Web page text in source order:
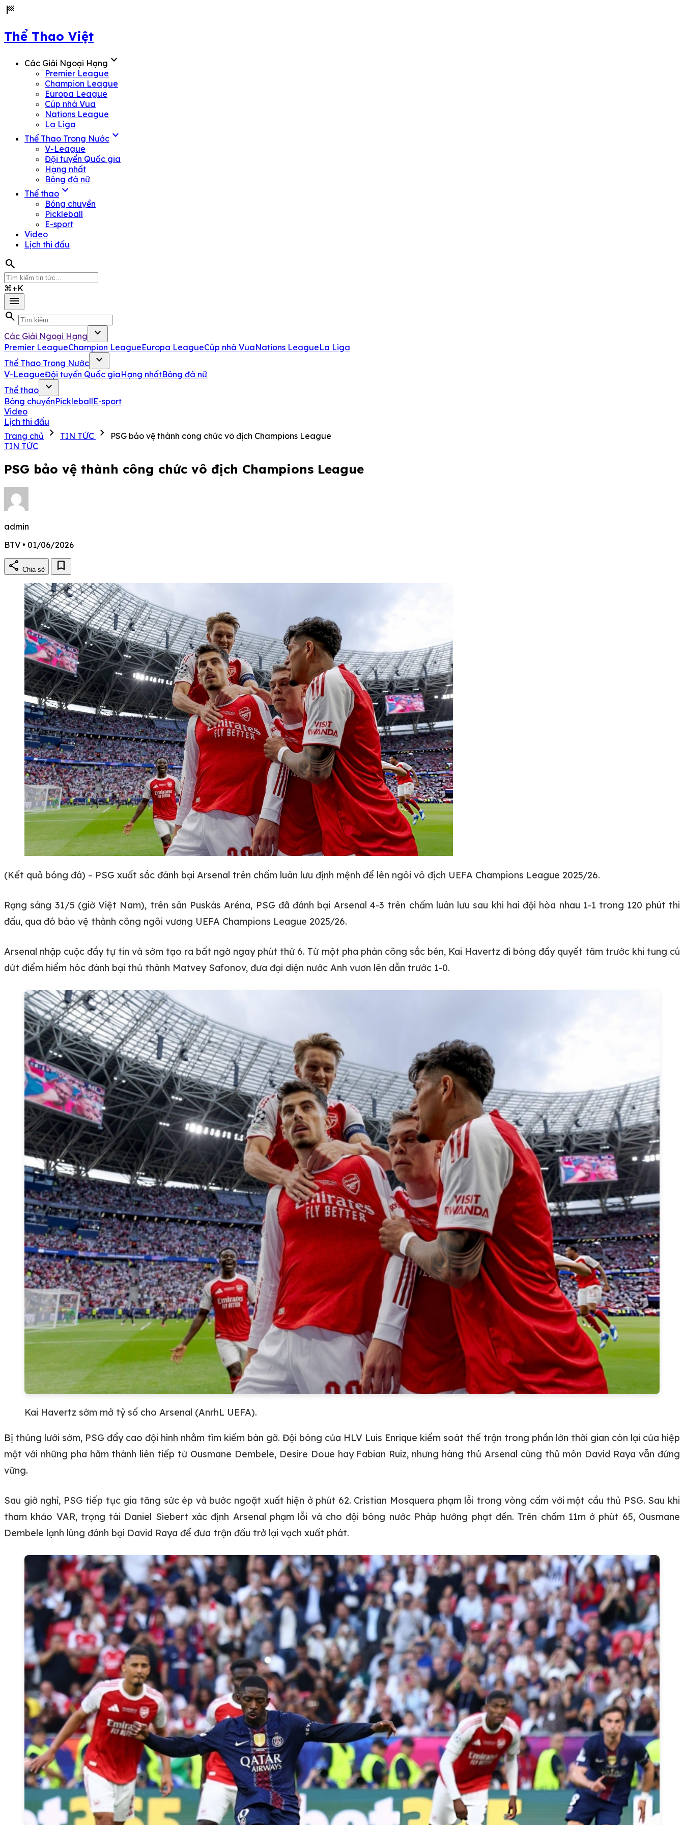
sports_score
Thể Thao Việt
Các Giải Ngoại Hạng expand_more
Premier League
Champion League
Europa League
Cúp nhà Vua
Nations League
La Liga
Thể Thao Trong Nước expand_more
V-League
Đội tuyển Quốc gia
Hạng nhất
Bóng đá nữ
Thể thao expand_more
Bóng chuyền
Pickleball
E-sport
Video
Lịch thi đấu
search
⌘+K
menu
search
Các Giải Ngoại Hạng expand_more
Premier LeagueChampion LeagueEuropa LeagueCúp nhà VuaNations LeagueLa Liga
Thể Thao Trong Nước
expand_more
V-LeagueĐội tuyển Quốc giaHạng nhấtBóng đá nữ
Thể thao
expand_more
Bóng chuyềnPickleballE-sport
Video
Lịch thi đấu
Trang chủ
chevron_right TIN TỨC chevron_right
PSG bảo vệ thành công chức vô địch Champions League
TIN TỨC
PSG bảo vệ thành công chức vô địch Champions League
admin
BTV • 01/06/2026
share Chia sẻ bookmark
(Kết quả bóng đá) – PSG xuất sắc đánh bại Arsenal trên chấm luân lưu định mệnh để lên ngôi vô địch UEFA Champions League 2025/26.
Rạng sáng 31/5 (giờ Việt Nam), trên sân Puskás Aréna, PSG đã đánh bại Arsenal 4-3 trên chấm luân lưu sau khi hai đội hòa nhau 1-1 trong 120 phút thi
đấu, qua đó bảo vệ thành công ngôi vương UEFA Champions League 2025/26.
Arsenal nhập cuộc đầy tự tin và sớm tạo ra bất ngờ ngay phút thứ 6. Từ một pha phản công sắc bén, Kai Havertz đi bóng đầy quyết tâm trước khi tung cú
dứt điểm hiểm hóc đánh bại thủ thành Matvey Safonov, đưa đại diện nước Anh vươn lên dẫn trước 1-0.
Kai Havertz sớm mở tỷ số cho Arsenal (AnrhL UEFA).
Bị thủng lưới sớm, PSG đẩy cao đội hình nhằm tìm kiếm bàn gỡ. Đội bóng của HLV Luis Enrique kiểm soát thế trận trong phần lớn thời gian còn lại của hiệp
một với những pha hãm thành liên tiếp từ Ousmane Dembele, Desire Doue hay Fabian Ruiz, nhưng hàng thủ Arsenal cùng thủ môn David Raya vẫn đứng
vững.
Sau giờ nghỉ, PSG tiếp tục gia tăng sức ép và bước ngoặt xuất hiện ở phút 62. Cristian Mosquera phạm lỗi trong vòng cấm với một cầu thủ PSG. Sau khi
tham khảo VAR, trọng tài Daniel Siebert xác định Arsenal phạm lỗi và cho đội bóng nước Pháp hưởng phạt đền. Trên chấm 11m ở phút 65, Ousmane
Dembele lạnh lùng đánh bại David Raya để đưa trận đấu trở lại vạch xuất phát.